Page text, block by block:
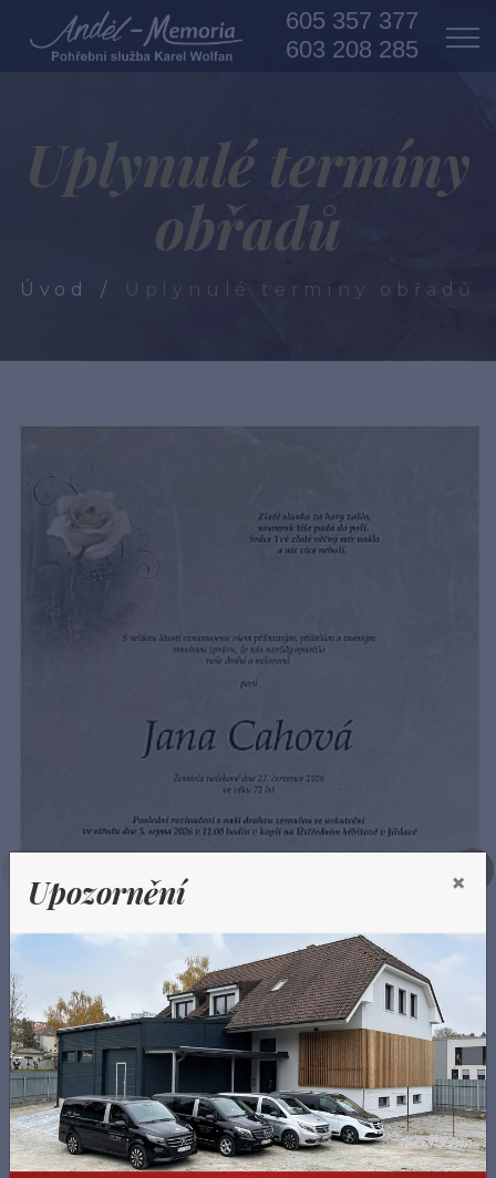
Upozornění ×
605 357 377
603 208 285
Uplynulé termíny
obřadů
Úvod Uplynulé termíny obřadů
Jana Cahová
5. 8. 2026 - 11:00